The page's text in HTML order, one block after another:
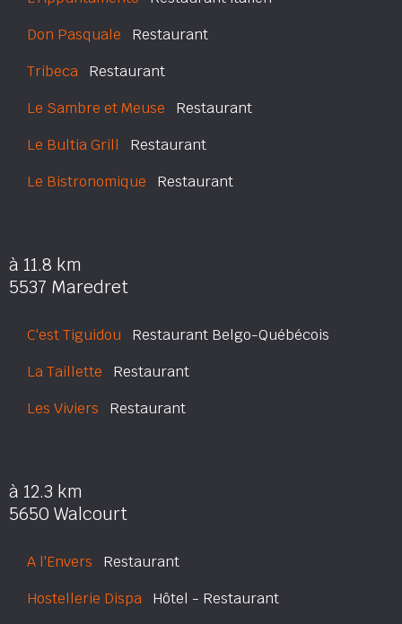
Don Pasquale Restaurant
Tribeca Restaurant
Le Sambre et Meuse Restaurant
Le Bultia Grill Restaurant
Le Bistronomique Restaurant
à 11.8 km
5537 Maredret
C'est Tiguidou Restaurant Belgo-Québécois
La Taillette Restaurant
Les Viviers Restaurant
à 12.3 km
5650 Walcourt
A l'Envers Restaurant
Hostellerie Dispa Hôtel - Restaurant